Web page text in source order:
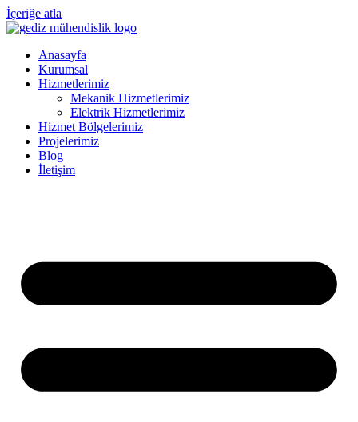
İçeriğe atla
Anasayfa
Kurumsal
Hizmetlerimiz
Mekanik Hizmetlerimiz
Elektrik Hizmetlerimiz
Hizmet Bölgelerimiz
Projelerimiz
Blog
İletişim